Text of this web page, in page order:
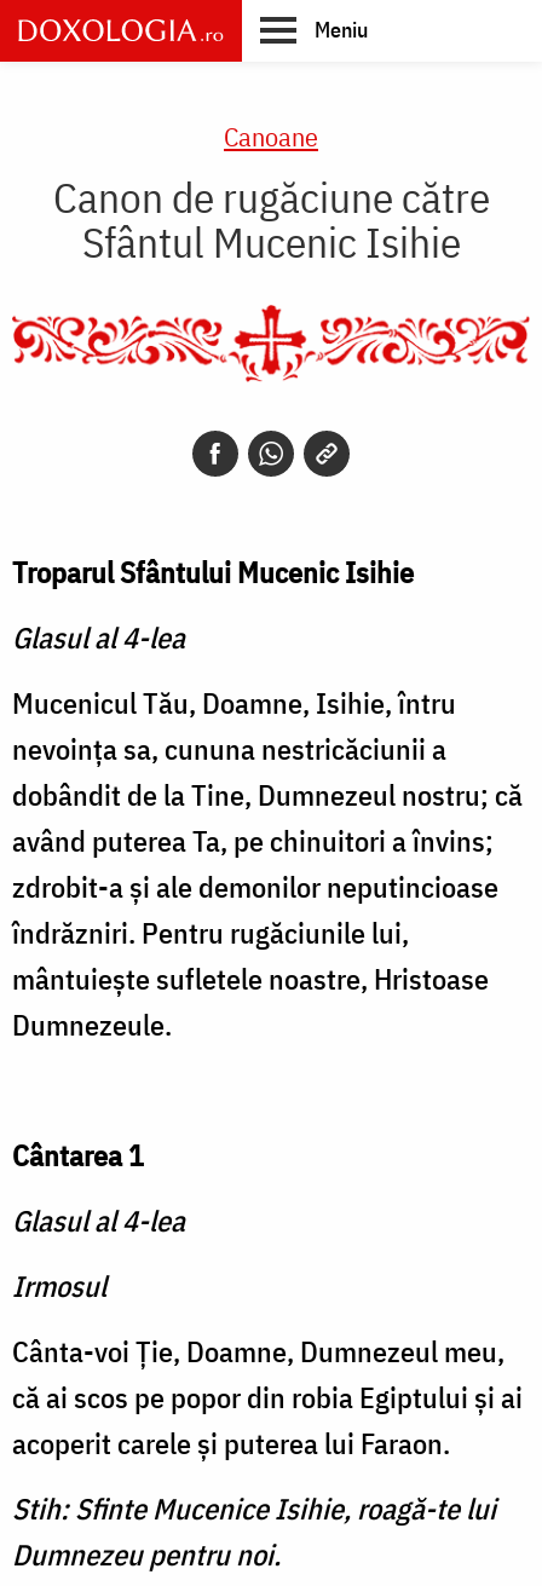
Skip
to
main
Meniu
Canoane
Canon de rugăciune către
Sfântul Mucenic Isihie
Troparul Sfântului Mucenic Isihie
Glasul al 4-lea
Mucenicul Tău, Doamne, Isihie, întru
nevoinţa sa, cununa nestricăciunii a
dobândit de la Tine, Dumnezeul nostru; că
având puterea Ta, pe chinuitori a învins;
zdrobit-a şi ale demonilor neputincioase
îndrăzniri. Pentru rugăciunile lui,
mântuieşte sufletele noastre, Hristoase
Dumnezeule.
Cântarea 1
Glasul al 4-lea
Irmosul
Cânta-voi Ţie, Doamne, Dumnezeul meu,
că ai scos pe popor din robia Egiptului şi ai
acoperit carele şi puterea lui Faraon.
Stih: Sfinte Mucenice Isihie, roagă-te lui
Dumnezeu pentru noi.